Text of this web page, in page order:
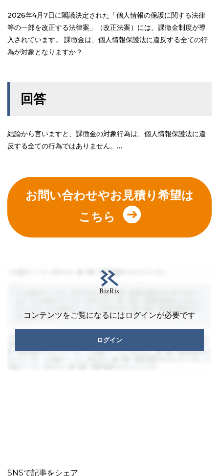
2026年4月7日に閣議決定された「個人情報の保護に関する法律
等の一部を改正する法律案」（改正法案）には、課徴金制度が導
入されています。 課徴金は、個人情報保護法に違反する全ての行
為が対象となりますか？
回答
結論から言いますと、課徴金の対象行為は、個人情報保護法に違
反する全ての行為ではありません。…
お問い合わせやお見積り希望は
こちら
コンテンツをご覧になるにはログインが必要です
ログイン
SNSで記事をシェア